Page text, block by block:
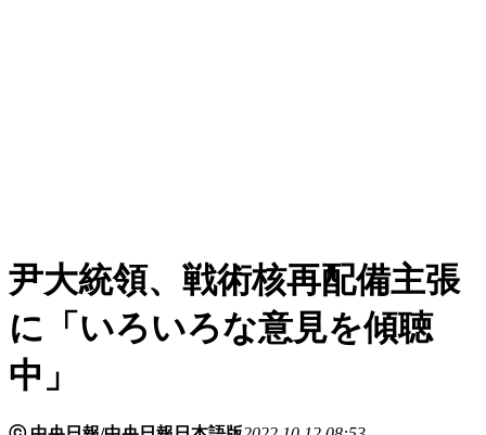
尹大統領、戦術核再配備主張
に「いろいろな意見を傾聴
中」